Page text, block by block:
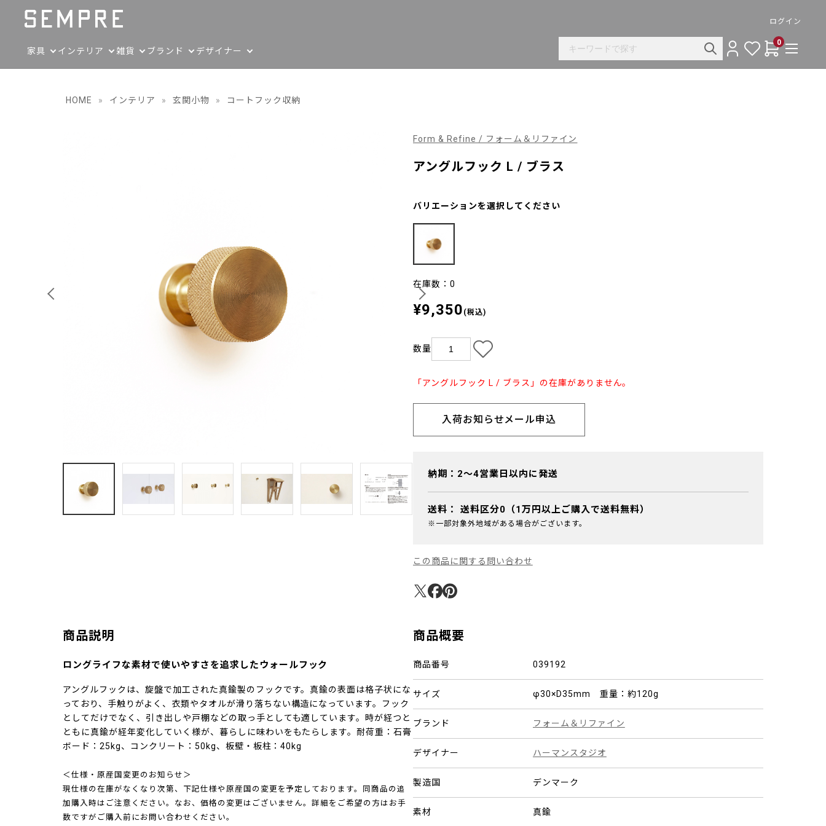
ログイン
家具 インテリア 雑貨 ブランド デザイナー
0
HOME » インテリア » 玄関小物 » コートフック収納
Form & Refine / フォーム＆リファイン
アングルフック L / ブラス
バリエーションを選択してください
在庫数：0
¥9,350 (税込)
数量
「アングルフック L / ブラス」の在庫がありません。
入荷お知らせメール申込
納期：2～4営業日以内に発送
送料： 送料区分0（1万円以上ご購入で送料無料）
※一部対象外地域がある場合がございます。
この商品に関する問い合わせ
商品説明
ロングライフな素材で使いやすさを追求したウォールフック
アングルフックは、旋盤で加工された真鍮製のフックです。真鍮の表面は格子状にな
っており、手触りがよく、衣類やタオルが滑り落ちない構造になっています。フック
としてだけでなく、引き出しや戸棚などの取っ手としても適しています。時が経つと
ともに真鍮が経年変化していく様が、暮らしに味わいをもたらします。耐荷重：石膏
ボード：25kg、コンクリート：50kg、板壁・板柱：40kg
＜仕様・原産国変更のお知らせ＞
現仕様の在庫がなくなり次第、下記仕様や原産国の変更を予定しております。同商品の追
加購入時はご注意ください。なお、価格の変更はございません。詳細をご希望の方はお手
数ですがご購入前にお問い合わせください。
商品概要
商品番号 039192
サイズ φ30×D35mm 重量：約120g
ブランド フォーム＆リファイン
デザイナー ハーマンスタジオ
製造国 デンマーク
素材 真鍮